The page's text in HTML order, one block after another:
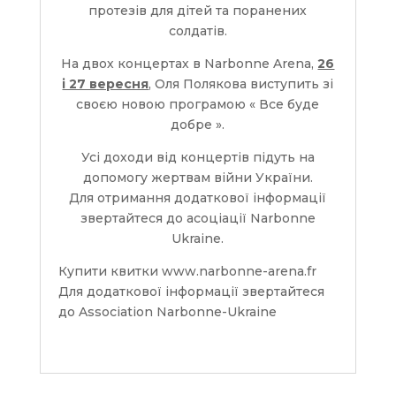
протезів для дітей та поранених
солдатів.
На двох концертах в Narbonne Arena,26
і 27 вересня, Оля Полякова виступить зі
своєю новою програмою « Все буде
добре ».
Усі доходи від концертів підуть на
допомогу жертвам війни України.
Для отримання додаткової інформації
звертайтеся до асоціації Narbonne
Ukraine.
Купити квитки www.narbonne-arena.fr
Для додаткової інформації звертайтеся
до Association Narbonne-Ukraine